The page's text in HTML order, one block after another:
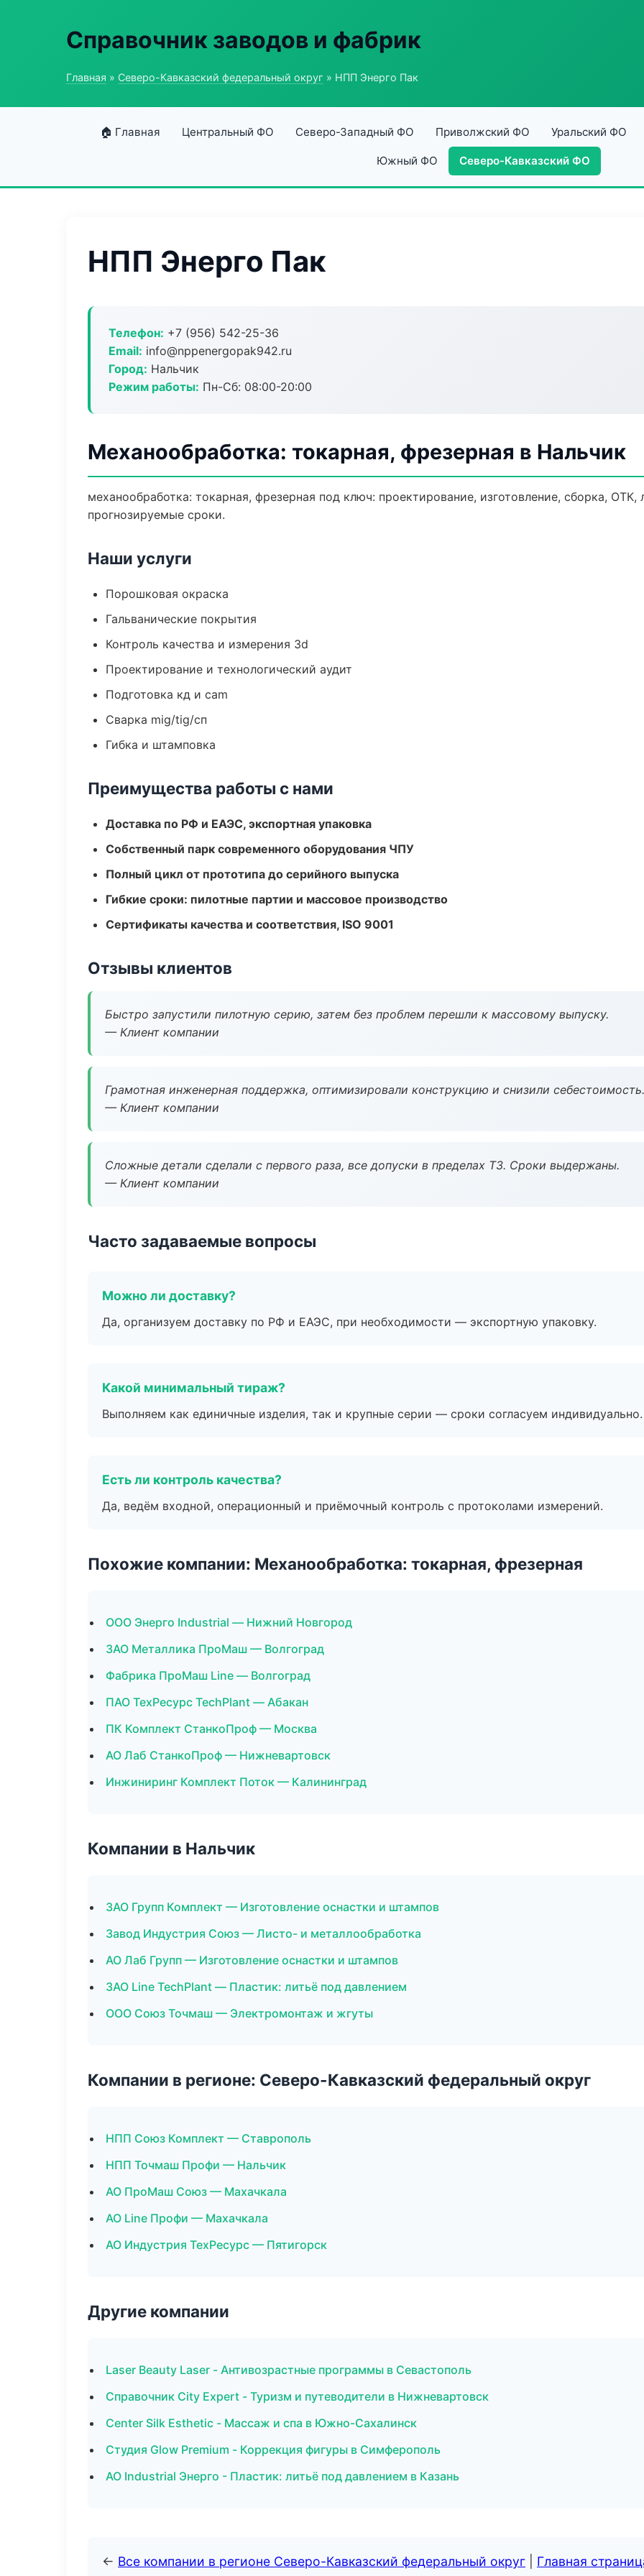
Справочник заводов и фабрик
Главная » Северо-Кавказский федеральный округ » НПП Энерго Пак
🏠 Главная Центральный ФО Северо-Западный ФО Приволжский ФО Уральский ФО
Южный ФО Северо-Кавказский ФО
НПП Энерго Пак
Телефон: +7 (956) 542-25-36
Email: info@nppenergopak942.ru
Город: Нальчик
Режим работы: Пн-Сб: 08:00-20:00
Механообработка: токарная, фрезерная в Нальчик
механообработка: токарная, фрезерная под ключ: проектирование, изготовление, сборка,
прогнозируемые сроки.
Наши услуги
Порошковая окраска
Гальванические покрытия
Контроль качества и измерения 3d
Проектирование и технологический аудит
Подготовка кд и cam
Сварка mig/tig/сп
Гибка и штамповка
Преимущества работы с нами
Доставка по РФ и ЕАЭС, экспортная упаковка
Собственный парк современного оборудования ЧПУ
Полный цикл от прототипа до серийного выпуска
Гибкие сроки: пилотные партии и массовое производство
Сертификаты качества и соответствия, ISO 9001
Отзывы клиентов
Быстро запустили пилотную серию, затем без проблем перешли к массовому выпуску.
— Клиент компании
Грамотная инженерная поддержка, оптимизировали конструкцию и снизили себестоимость.
— Клиент компании
Сложные детали сделали с первого раза, все допуски в пределах ТЗ. Сроки выдержаны.
— Клиент компании
Часто задаваемые вопросы
Можно ли доставку?
Да, организуем доставку по РФ и ЕАЭС, при необходимости — экспортную упаковку.
Какой минимальный тираж?
Выполняем как единичные изделия, так и крупные серии — сроки согласуем индивидуально.
Есть ли контроль качества?
Да, ведём входной, операционный и приёмочный контроль с протоколами измерений.
Похожие компании: Механообработка: токарная, фрезерная
ООО Энерго Industrial — Нижний Новгород
ЗАО Металлика ПроМаш — Волгоград
Фабрика ПроМаш Line — Волгоград
ПАО ТехРесурс TechPlant — Абакан
ПК Комплект СтанкоПроф — Москва
АО Лаб СтанкоПроф — Нижневартовск
Инжиниринг Комплект Поток — Калининград
Компании в Нальчик
ЗАО Групп Комплект — Изготовление оснастки и штампов
Завод Индустрия Союз — Листо- и металлообработка
АО Лаб Групп — Изготовление оснастки и штампов
ЗАО Line TechPlant — Пластик: литьё под давлением
ООО Союз Точмаш — Электромонтаж и жгуты
Компании в регионе: Северо-Кавказский федеральный округ
НПП Союз Комплект — Ставрополь
НПП Точмаш Профи — Нальчик
АО ПроМаш Союз — Махачкала
АО Line Профи — Махачкала
АО Индустрия ТехРесурс — Пятигорск
Другие компании
Laser Beauty Laser - Антивозрастные программы в Севастополь
Справочник City Expert - Туризм и путеводители в Нижневартовск
Center Silk Esthetic - Массаж и спа в Южно-Сахалинск
Студия Glow Premium - Коррекция фигуры в Симферополь
АО Industrial Энерго - Пластик: литьё под давлением в Казань
← Все компании в регионе Северо-Кавказский федеральный округ Главная